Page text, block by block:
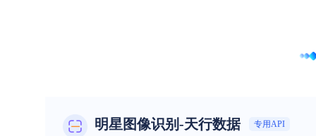
明星图像识别-天行数据 专用API